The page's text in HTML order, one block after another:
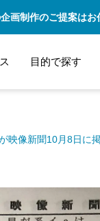
画制作のご提案はお
目的で探す
映像新聞10月8日に